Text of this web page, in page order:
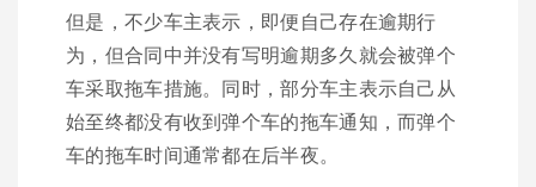
但是，不少车主表示，即便自己存在逾期行
为，但合同中并没有写明逾期多久就会被弹个
车采取拖车措施。同时，部分车主表示自己从
始至终都没有收到弹个车的拖车通知，而弹个
车的拖车时间通常都在后半夜。